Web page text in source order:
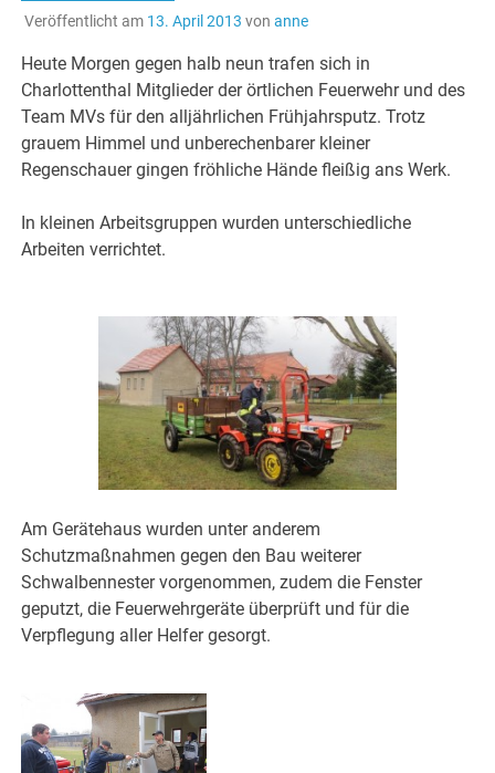
Veröffentlicht am 13. April 2013 von anne
Heute Morgen gegen halb neun trafen sich in
Charlottenthal Mitglieder der örtlichen Feuerwehr und des
Team MVs für den alljährlichen Frühjahrsputz. Trotz
grauem Himmel und unberechenbarer kleiner
Regenschauer gingen fröhliche Hände fleißig ans Werk.
In kleinen Arbeitsgruppen wurden unterschiedliche
Arbeiten verrichtet.
Am Gerätehaus wurden unter anderem
Schutzmaßnahmen gegen den Bau weiterer
Schwalbennester vorgenommen, zudem die Fenster
geputzt, die Feuerwehrgeräte überprüft und für die
Verpflegung aller Helfer gesorgt.